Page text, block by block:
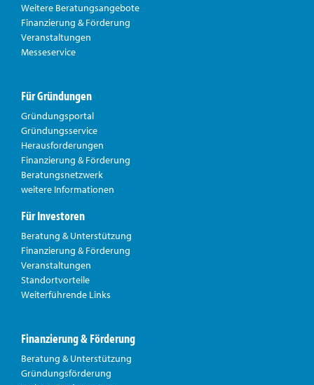
Weitere Beratungsangebote
Finanzierung & Förderung
Veranstaltungen
Messeservice
Für Gründungen
Gründungsportal
Gründungsservice
Herausforderungen
Finanzierung & Förderung
Beratungsnetzwerk
weitere Informationen
Für Investoren
Beratung & Unterstützung
Finanzierung & Förderung
Veranstaltungen
Standortvorteile
Weiterführende Links
Finanzierung & Förderung
Beratung & Unterstützung
Gründungsförderung